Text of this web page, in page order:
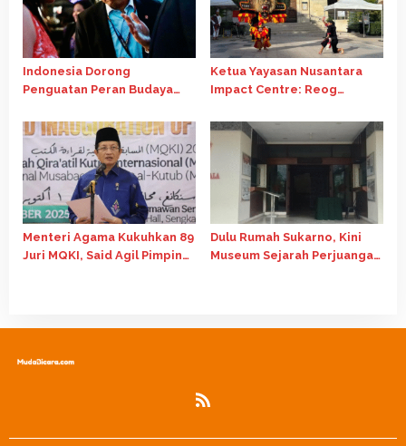
Indonesia Dorong
Penguatan Peran Budaya
di Forum G20 Afrika Selatan
Ketua Yayasan Nusantara
Impact Centre: Reog
adalah Langkah Strategis
Diplomasi Budaya Indonesia
Menteri Agama Kukuhkan 89
Juri MQKI, Said Agil Pimpin
Dulu Rumah Sukarno, Kini
Museum Sejarah Perjuangan